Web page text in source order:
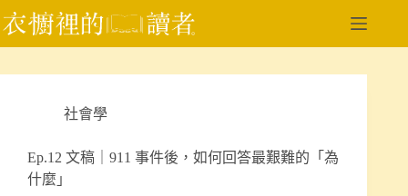
跳
至
要
社會學
Ep.12 文稿｜911 事件後，如何回答最艱難的「為
什麼」